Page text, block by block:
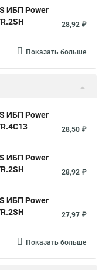
ИБП Power
28,92 ₽
Показать больше
ИБП Power
28,50 ₽
ИБП Power
28,92 ₽
ИБП Power
27,97 ₽
Показать больше